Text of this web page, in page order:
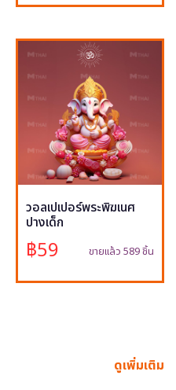
วอลเปเปอร์พระพิฆเนศ
ปางเด็ก
฿59 ขายแล้ว 589 ชิ้น
ดูเพิ่มเติม